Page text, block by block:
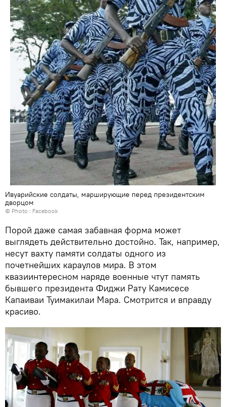
Ивуарийские солдаты, марширующие перед президентским
дворцом
© Photo : Facebook
Порой даже самая забавная форма может
выглядеть действительно достойно. Так, например,
несут вахту памяти солдаты одного из
почетнейших караулов мира. В этом
квазиинтересном наряде военные чтут память
бывшего президента Фиджи Рату Камисесе
Капаиваи Туимакилаи Мара. Смотрится и вправду
красиво.